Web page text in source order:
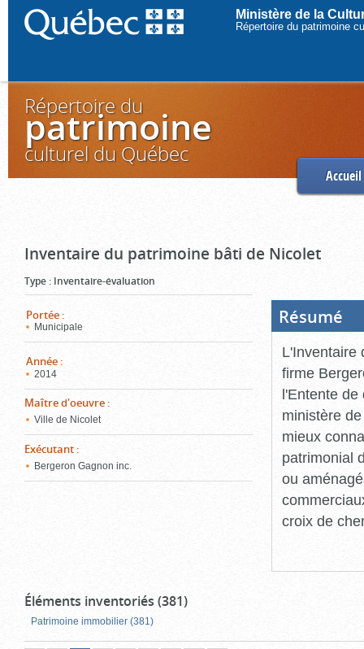
Ministère de la
Répertoire du patrimoine
Répertoire du
patrimoine
culturel du Québec
Accueil
Inventaire du patrimoine bâti de Nicolet
Type : Inventaire-évaluation
Portée :
Municipale
Année :
2014
Maître d'oeuvre :
Ville de Nicolet
Exécutant :
Bergeron Gagnon inc.
Résumé
L'Inventaire
firme
l'Entente de
ministère
mieux
patrimonial
ou
croix de
Éléments inventoriés (381)
Patrimoine immobilier (381)